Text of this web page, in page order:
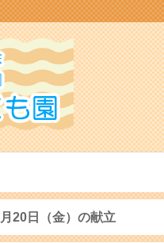
20日（金）の献立